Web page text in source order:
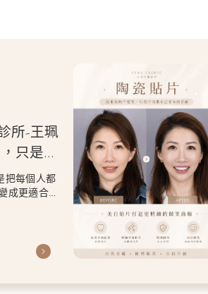
【陶瓷貼片】星采牙醫診所-王珮
伊醫師-從門牙縫到自信笑容：美
白貼片打造更精緻的微笑曲線
王珮伊醫師在規劃貼片時，除了考量牙齒本身
條件，也會從臉型比例、唇型弧度、微笑方式
等細節出發，協助患者...
2026.06.26